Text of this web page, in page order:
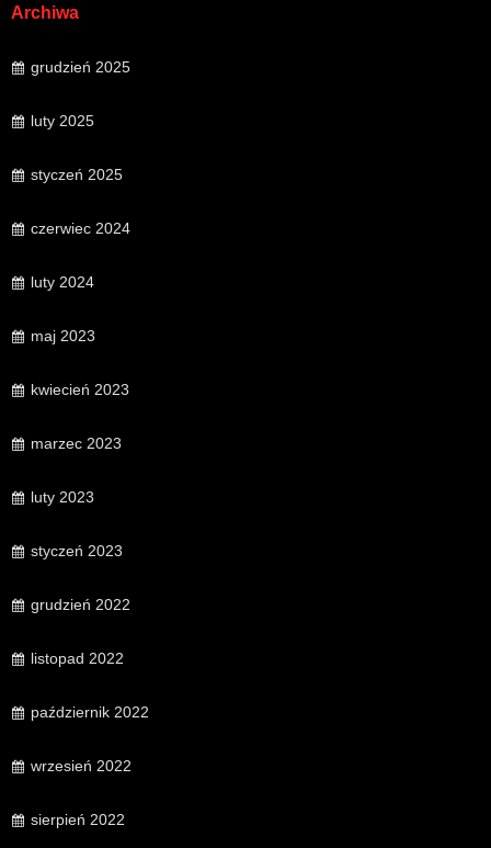
Archiwa
grudzień 2025
luty 2025
styczeń 2025
czerwiec 2024
luty 2024
maj 2023
kwiecień 2023
marzec 2023
luty 2023
styczeń 2023
grudzień 2022
listopad 2022
październik 2022
wrzesień 2022
sierpień 2022